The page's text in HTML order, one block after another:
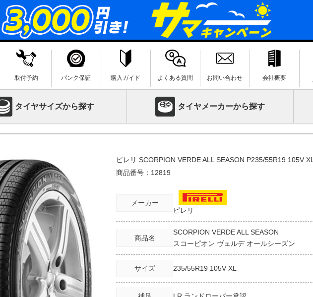
取付予約 パンク保証 購入ガイド よくある質問 お問い合わせ 会社概要
タイヤサイズから探す タイヤメーカーから探す
ピレリ SCORPION VERDE ALL SEASON P235/55R19 105V
商品番号： 12819
メーカー
ピレリ
商品名
SCORPION VERDE ALL SEASON
スコーピオン ヴェルデ オールシーズン
サイズ 235/55R19 105V XL